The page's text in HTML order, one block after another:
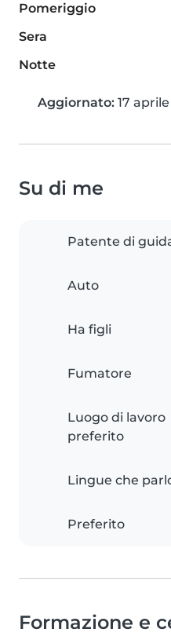
Pomeriggio
Sera
Notte
Aggiornato: 17
Su di me
Patente di
Auto
Ha figli
Fumatore
Luogo di lavoro
preferito
Lingue che
Preferito
Formazione e